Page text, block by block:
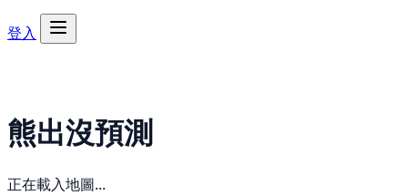
登入
熊出沒預測
正在載入地圖...